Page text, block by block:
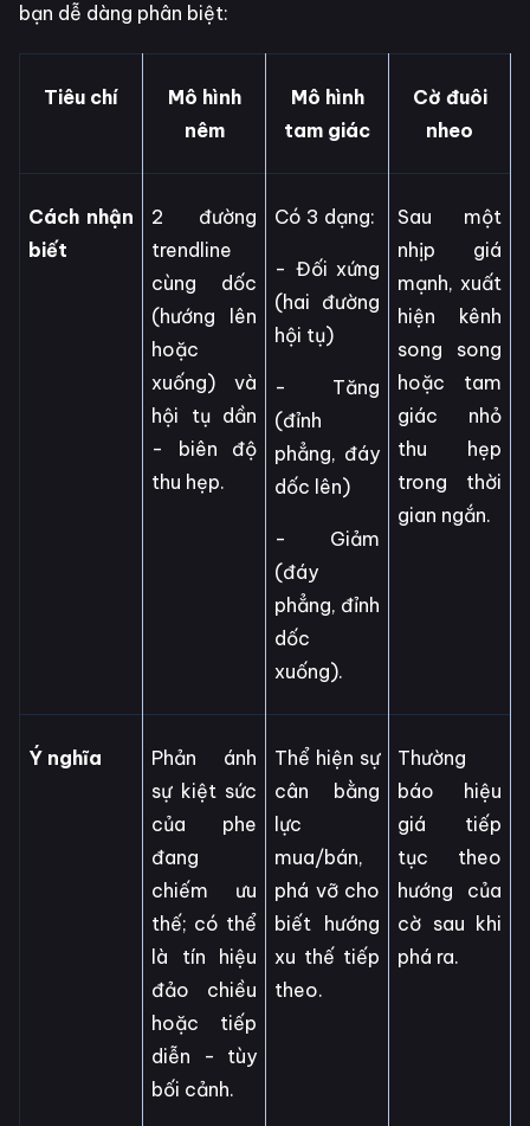
bạn dễ dàng phân biệt:
Tiêu chí
Mô hình
nêm
Mô hình
tam giác
Cờ đuôi
nheo
Cách nhận
biết
2 đường
trendline
cùng dốc
(hướng lên
hoặc
xuống) và
hội tụ dần
- biên độ
thu hẹp.
Có 3 dạng:
- Đối xứng
(hai đường
hội tụ)
- Tăng
(đỉnh
phẳng, đáy
dốc lên)
- Giảm
(đáy
phẳng, đỉnh
dốc
xuống).
Sau một
nhịp giá
mạnh, xuất
hiện kênh
song song
hoặc tam
giác nhỏ
thu hẹp
trong thời
gian ngắn.
Ý nghĩa
Phản ánh
sự kiệt sức
của phe
đang
chiếm ưu
thế; có thể
là tín hiệu
đảo chiều
hoặc tiếp
diễn - tùy
bối cảnh.
Thể hiện sự
cân bằng
lực
mua/bán,
phá vỡ cho
biết hướng
xu thế tiếp
theo.
Thường
báo hiệu
giá tiếp
tục theo
hướng của
cờ sau khi
phá ra.